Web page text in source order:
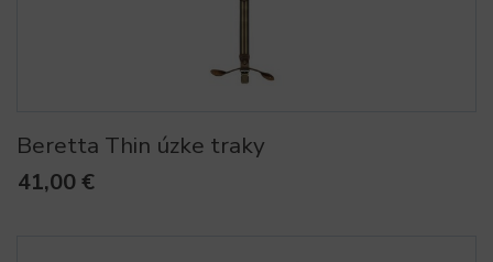
Beretta Thin úzke traky
41,00 €